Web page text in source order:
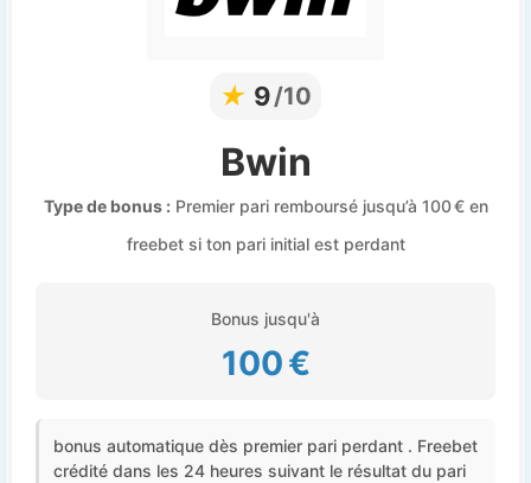
★ 9/10
Bwin
Type de bonus :Premier pari remboursé jusqu’à 100 € en
freebet si ton pari initial est perdant
Bonus jusqu'à
100 €
bonus automatique dès premier pari perdant . Freebet
crédité dans les 24 heures suivant le résultat du pari